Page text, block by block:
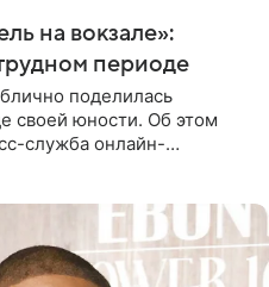
на вокзале»:
периоде
поделилась
своей юности. Об этом
служба онлайн-